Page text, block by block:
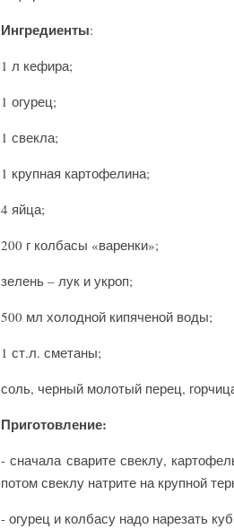
Ингредиенты:
1 л кефира;
1 огурец;
1 свекла;
1 крупная картофелина;
4 яйца;
200 г колбасы «варенки»;
зелень – лук и укроп;
500 мл холодной кипяченой воды;
1 ст.л. сметаны;
соль, черный молотый перец,
Приготовление:
- сначала сварите свеклу,
потом свеклу натрите на крупной
- огурец и колбасу надо нарезать